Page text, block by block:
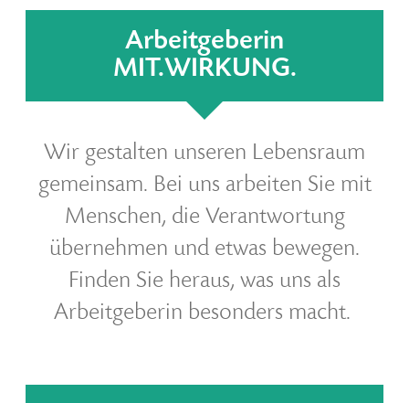
Arbeitgeberin
MIT.WIRKUNG.
Wir gestalten unseren Lebensraum
gemeinsam. Bei uns arbeiten Sie mit
Menschen, die Verantwortung
übernehmen und etwas bewegen.
Finden Sie heraus, was uns als
Arbeitgeberin besonders macht.